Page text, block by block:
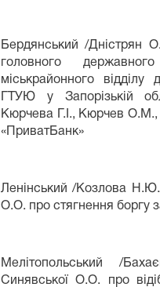
Бердянський /Дністрян
головного
міськрайонного відділу
ГТУЮ у Запорізькій
Кюрчева Г.І., Кюрчев
«ПриватБанк»
Ленінський /Козлова
О.О. про стягнення боргу
Мелітопольський /
Синявської О.О. про